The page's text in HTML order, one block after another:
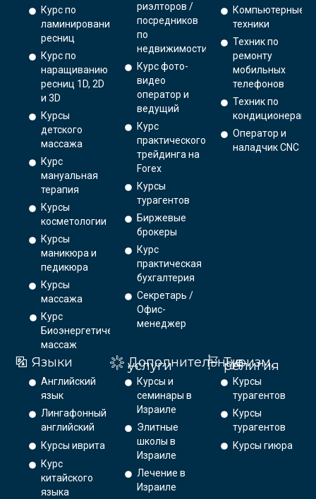
Курс по
ламинированию
ресниц
Курс по
наращиванию
ресниц 1D, 2D
и 3D
Курсы
детского
массажа
Курс
мануальная
терапия
Курсы
косметологии
Курсы
маникюра и
педикюра
Курсы
массажа
Курс
Биоэнергетический
массаж
риэлторов /
посредников
по
недвижимости
Курс фото-
видео
оператор и
ведущий
Курс
практического
трейдинга на
Forex
Курсы
турагентов
Биржевые
брокеры
Курс
практическая
бухгалтерия
Секретарь /
Офис-
менеджер
Компьютерные
техники
Техник по
ремонту
мобильных
телефонов
Техник по
кондиционерам
Оператор и
наладчик CNC
Языки
Английский
язык
Лингафонный
английский
Курсы иврита
Курс
китайского
языка
Дополнительные
услуги
Курсы и
семинары в
Израиле
Элитные
школы в
Израиле
Лечение в
Израиле
Туризм,
религия
Курсы
турагентов
Курсы
турагентов
Курсы гиюра